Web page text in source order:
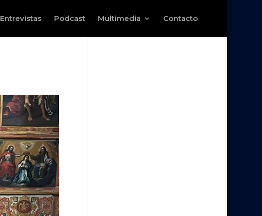
Entrevistas Podcast Multimedia Contacto